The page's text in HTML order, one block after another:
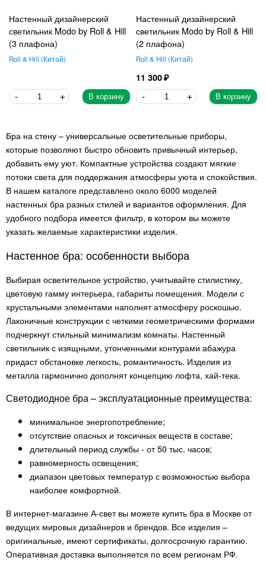
Настенный дизайнерский
светильник Modo by Roll & Hill
(3 плафона)
Roll & Hill Китай
В корзину
Настенный дизайнерский
светильник Modo by Roll & Hill
(2 плафона)
Roll & Hill Китай
11 300
В корзину
Бра на стену – универсальные осветительные приборы,
которые позволяют быстро обновить привычный интерьер,
добавить ему уют. Компактные устройства создают мягкие
потоки света для поддержания атмосферы уюта и спокойствия.
В нашем каталоге представлено около 6000 моделей
настенных бра разных стилей и вариантов оформления. Для
удобного подбора имеется фильтр, в котором вы можете
указать желаемые характеристики изделия.
Настенное бра: особенности выбора
Выбирая осветительное устройство, учитывайте стилистику,
цветовую гамму интерьера, габариты помещения. Модели с
хрустальными элементами наполнят атмосферу роскошью.
Лаконичные конструкции с четкими геометрическими формами
подчеркнут стильный минимализм комнаты. Настенный
светильник с изящными, утонченными контурами абажура
придаст обстановке легкость, романтичность. Изделия из
металла гармонично дополнят концепцию лофта, хай-тека.
Светодиодное бра – эксплуатационные преимущества:
минимальное энергопотребление;
отсутствие опасных и токсичных веществ в составе;
длительный период службы - от 50 тыс. часов;
равномерность освещения;
диапазон цветовых температур с возможностью выбора
наиболее комфортной.
В интернет-магазине А-свет вы можете купить бра в Москве от
ведущих мировых дизайнеров и брендов. Все изделия –
оригинальные, имеют сертификаты, долгосрочную гарантию.
Оперативная доставка выполняется по всем регионам РФ.